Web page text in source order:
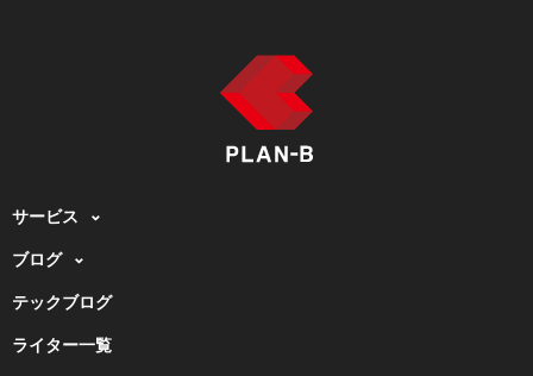
サービス
ブログ
テックブログ
ライター一覧